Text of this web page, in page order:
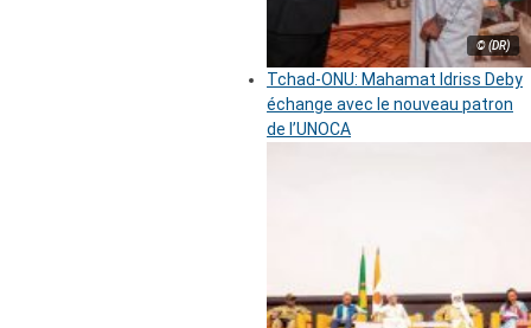
© (DR)
Tchad-ONU: Mahamat Idriss Deby
échange avec le nouveau patron
de l’UNOCA